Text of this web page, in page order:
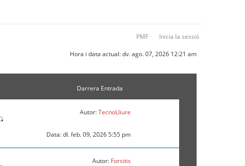
PMF Inicia la sessió
Hora i data actual: dv. ago. 07, 2026 12:21 am
Darrera Entrada
Autor:TecnoLliure
Data: dl. feb. 09, 2026 5:55 pm
Autor: Forsitis